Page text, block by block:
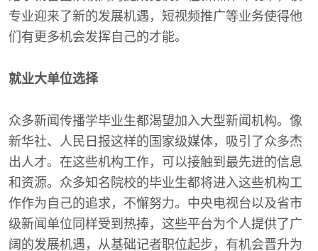
专业迎来了新的发展机遇，短视频推广等业务使得他
们有更多机会发挥自己的才能。
就业大单位选择
众多新闻传播学毕业生都渴望加入大型新闻机构。像
新华社、人民日报这样的国家级媒体，吸引了众多杰
出人才。在这些机构工作，可以接触到最先进的信息
和资源。众多知名院校的毕业生都将进入这些机构工
作作为自己的追求，不懈努力。中央电视台以及省市
级新闻单位同样受到热捧，这些平台为个人提供了广
阔的发展机遇，从基础记者职位起步，有机会晋升为